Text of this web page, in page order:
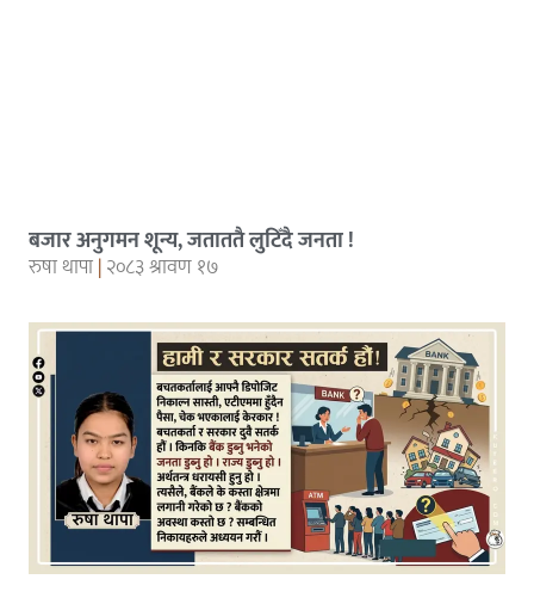
बजार अनुगमन शून्य, जताततै लुटिँदै जनता !
रुषा थापा २०८३ श्रावण १७